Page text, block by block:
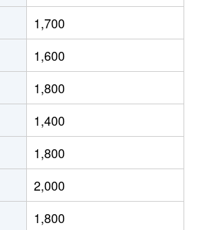
1,700万円 上小田井
1,500万円 浄心
330万円 浄心
2,400万円 浄心
3,700万円 栄生
3,100万円 庄内通
2,200万円 庄内通
1,700
1,600
1,800
1,400
1,800
2,000
1,800